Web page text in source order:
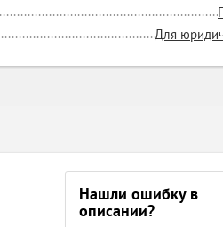
Для
Нашли ошибку в
описании?